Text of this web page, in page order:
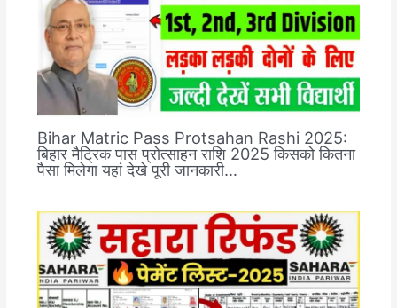
Bihar Matric Pass Protsahan Rashi 2025:
बिहार मैट्रिक पास प्रोत्साहन राशि 2025 किसको कितना
पैसा मिलेगा यहां देखे पूरी जानकारी…